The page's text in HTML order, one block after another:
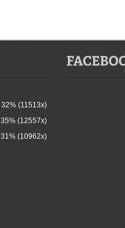
32% (11513x)
35% (12557x)
31% (10962x)